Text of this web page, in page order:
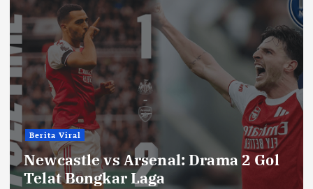
Berita Viral
Newcastle vs Arsenal: Drama 2 Gol
Telat Bongkar Laga